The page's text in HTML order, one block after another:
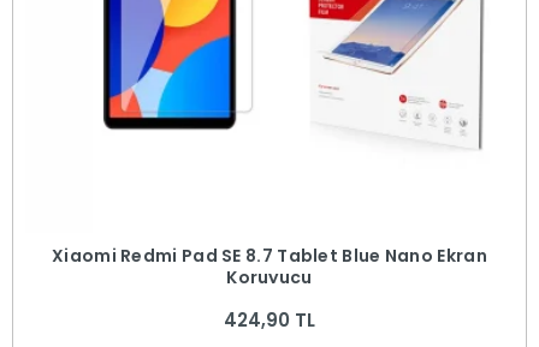
Xiaomi Redmi Pad SE 8.7 Tablet Blue Nano Ekran
Koruyucu
424,90 TL